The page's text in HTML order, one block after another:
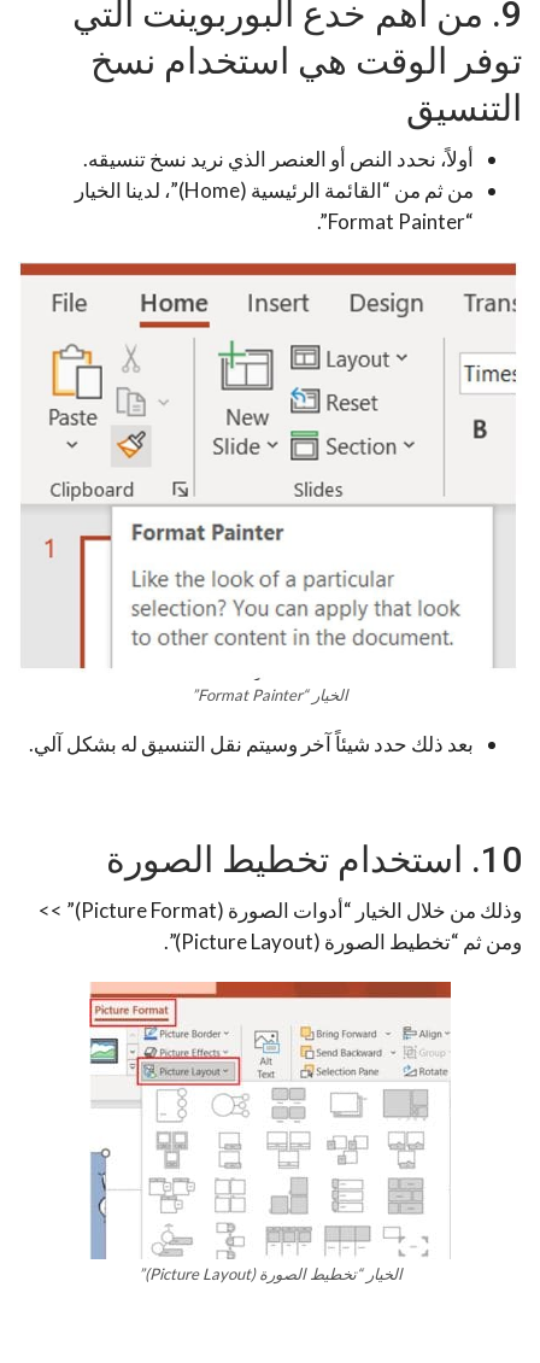
9. من أهم خدع البوربوينت التي
توفر الوقت هي استخدام نسخ
التنسيق
أولاً، نحدد النص أو العنصر الذي نريد نسخ تنسيقه.
من ثم من “القائمة الرئيسية (Home)”، لدينا الخيار
“Format Painter”.
الخيار “Format Painter”
بعد ذلك حدد شيئاً آخر وسيتم نقل التنسيق له بشكل آلي.
10. استخدام تخطيط الصورة
وذلك من خلال الخيار “أدوات الصورة (Picture Format)” >>
ومن ثم “تخطيط الصورة (Picture Layout)”.
الخيار “تخطيط الصورة (Picture Layout)”